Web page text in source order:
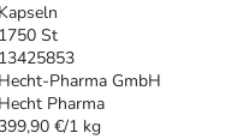
Kapseln
1750 St
13425853
Hecht-Pharma GmbH
Hecht Pharma
€/1 kg